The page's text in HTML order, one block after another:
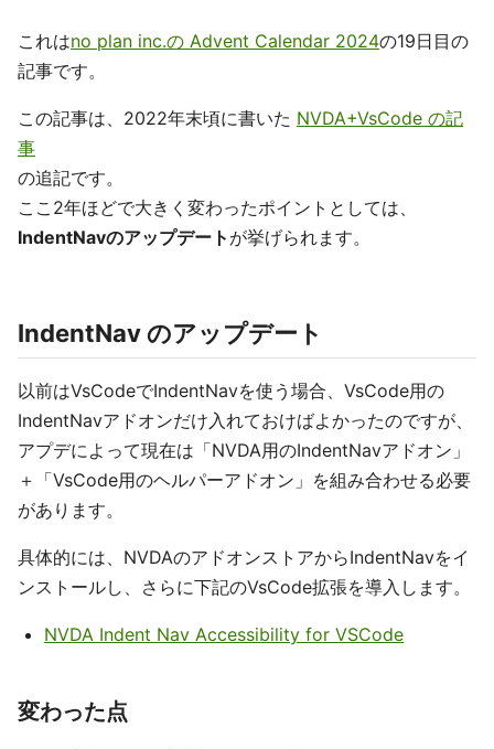
これはno plan inc.の Advent Calendar 2024の19日目の
記事です。
この記事は、2022年末頃に書いた NVDA+VsCode の記
事
の追記です。
ここ2年ほどで大きく変わったポイントとしては、
IndentNavのアップデート が挙げられます。
IndentNav のアップデート
以前はVsCodeでIndentNavを使う場合、VsCode用の
IndentNavアドオンだけ入れておけばよかったのですが、
アプデによって現在は「NVDA用のIndentNavアドオン」
＋「VsCode用のヘルパーアドオン」を組み合わせる必要
があります。
具体的には、NVDAのアドオンストアからIndentNavをイ
ンストールし、さらに下記のVsCode拡張を導入します。
NVDA Indent Nav Accessibility for VSCode
変わった点